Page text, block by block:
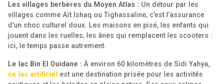
Les villages berbères du Moyen Atlas : Un détour par les
villages comme Aït Ishaq ou Tighassaline, c’est l’assurance
d’un choc culturel doux. Les maisons en pisé, les enfants qui
jouent dans les ruelles, les ânes qui remplacent les scooters :
ici, le temps passe autrement.
Le lac Bin El Ouidane : À environ 60 kilomètres de Sidi Yahya,
ce lac artificiel
est une destination prisée pour les activités